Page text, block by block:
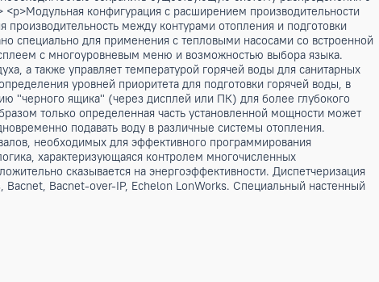
th> </tr> <tr> <td>-</td> <td>основная функция</td>
УРОВЕНЬ ЭНЕРГОЭФФЕКТИВНОСТИ "КЛАССА А"</
энергоэффективности и тишины, что делает это
<p>Подготовка горячей воды высокой температуры до
НАДЕЖНОСТЬ</strong></p>
предотвращения образования льда на теплообменнике,
ОБЪЕКТОВ</strong></p> <p>Лучшее решение для
необходимостью сохранить существующую
p> <p>Модульная конфигурация с расширением
производительность между контурами
разработано специально для применения с тепловыми
ЖК-дисплеем с многоуровневым меню и возможностью
воздуха, а также управляет температурой горячей
определения уровней приоритета для подготовки
функцию "черного ящика" (через дисплей или ПК) для
таким образом только определенная часть
время, одновременно подавать воду в различные системы